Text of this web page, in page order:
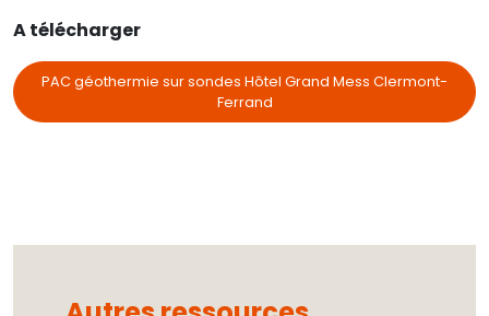
A télécharger
PAC géothermie sur sondes Hôtel Grand Mess Clermont-
Ferrand